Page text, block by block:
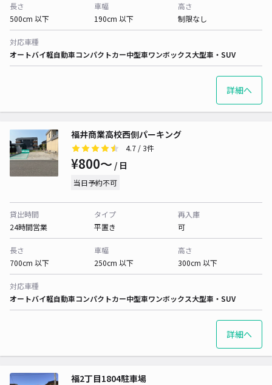
長さ
500cm 以下
車幅
190cm 以下
高さ
制限なし
対応車種
オートバイ軽自動車コンパクトカー中型車ワンボックス大型車・SUV
詳細へ
福井商業高校西側パーキング
4.7 / 3件
¥800〜 / 日
当日予約不可
貸出時間
24時間営業
タイプ
平置き
再入庫
可
長さ
700cm 以下
車幅
250cm 以下
高さ
300cm 以下
対応車種
オートバイ軽自動車コンパクトカー中型車ワンボックス大型車・SUV
詳細へ
福2丁目1804駐車場